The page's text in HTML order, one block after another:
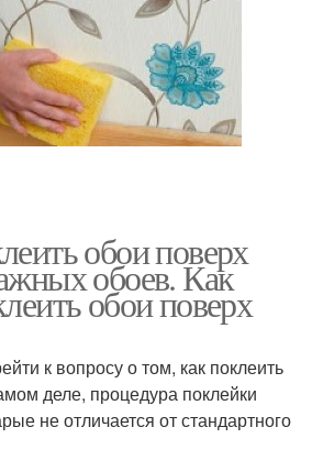
обои поверх
обоев. Как
обои поверх
к вопросу о том, как поклеить
деле, процедура поклейки
не отличается от стандартного